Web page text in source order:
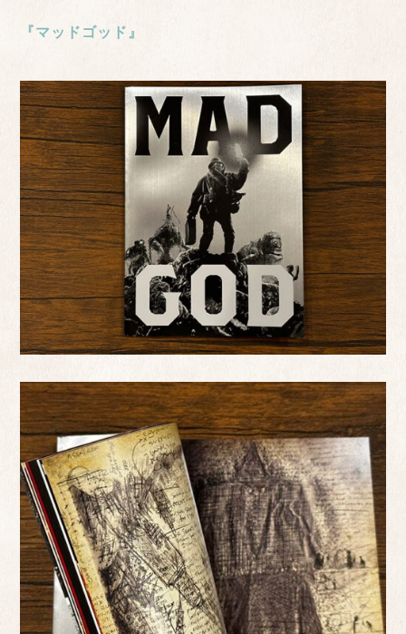
『マッドゴッド』